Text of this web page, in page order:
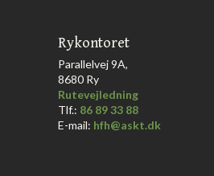
Rykontoret
Parallelvej 9A,
8680 Ry
Rutevejledning
Tlf.: 86 89 33 88
E-mail: hfh@askt.dk